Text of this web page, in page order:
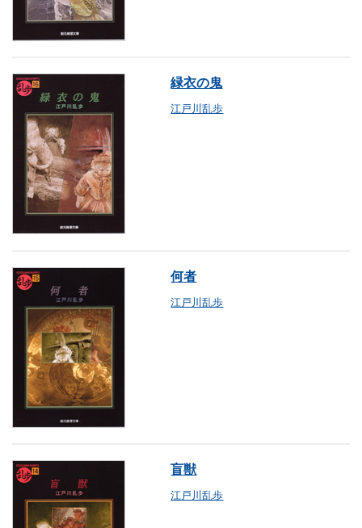
緑衣の鬼
江戸川乱歩
何者
江戸川乱歩
盲獣
江戸川乱歩